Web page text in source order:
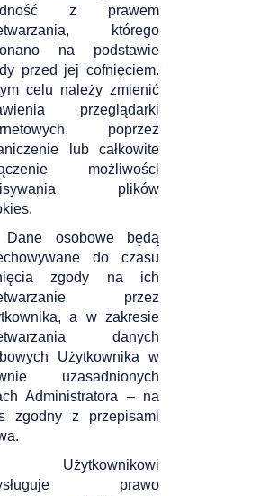
z prawem
którego
na podstawie
przed jej cofnięciem.
celu należy zmienić
przeglądarki
poprzez
lub całkowite
możliwości
plików
Dane osobowe będą
do czasu
zgody na ich
przez
a w zakresie
danych
Użytkownika w
uzasadnionych
Administratora – na
zgodny z przepisami
Użytkownikowi
prawo